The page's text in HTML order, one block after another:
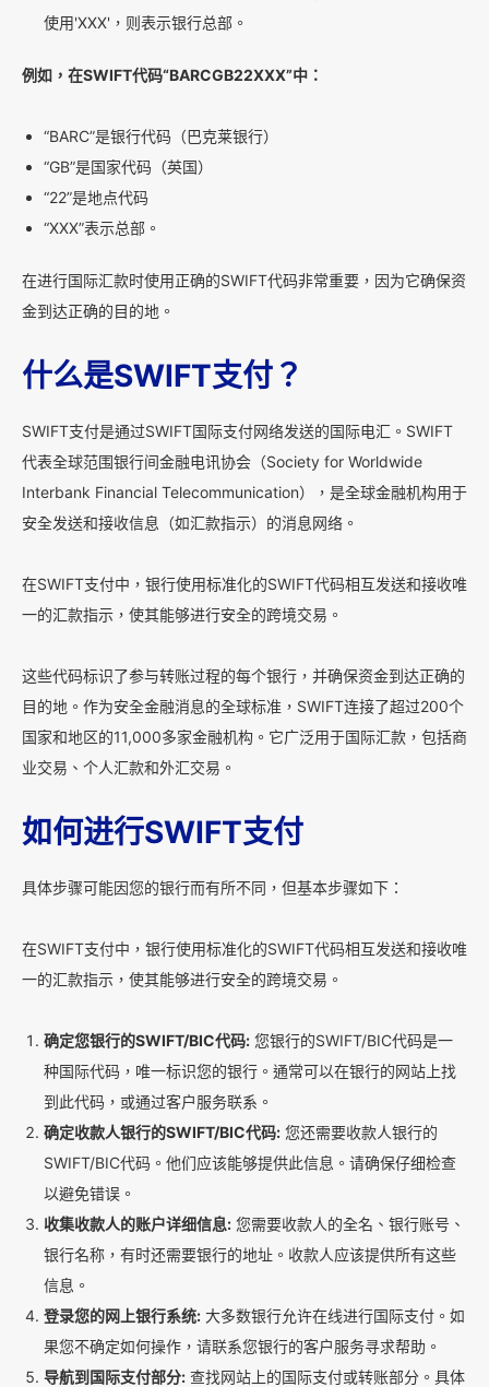
使用'XXX'，则表示银行总部。
例如，在SWIFT代码“BARCGB22XXX”中：
“BARC”是银行代码（巴克莱银行）
“GB”是国家代码（英国）
“22”是地点代码
“XXX”表示总部。
在进行国际汇款时使用正确的SWIFT代码非常重要，因为它确保资
金到达正确的目的地。
什么是SWIFT支付？
SWIFT支付是通过SWIFT国际支付网络发送的国际电汇。SWIFT
代表全球范围银行间金融电讯协会（Society for Worldwide
Interbank Financial Telecommunication），是全球金融机构用于
安全发送和接收信息（如汇款指示）的消息网络。
在SWIFT支付中，银行使用标准化的SWIFT代码相互发送和接收唯
一的汇款指示，使其能够进行安全的跨境交易。
这些代码标识了参与转账过程的每个银行，并确保资金到达正确的
目的地。作为安全金融消息的全球标准，SWIFT连接了超过200个
国家和地区的11,000多家金融机构。它广泛用于国际汇款，包括商
业交易、个人汇款和外汇交易。
如何进行SWIFT支付
具体步骤可能因您的银行而有所不同，但基本步骤如下：
在SWIFT支付中，银行使用标准化的SWIFT代码相互发送和接收唯
一的汇款指示，使其能够进行安全的跨境交易。
确定您银行的SWIFT/BIC代码: 您银行的SWIFT/BIC代码是一
种国际代码，唯一标识您的银行。通常可以在银行的网站上找
到此代码，或通过客户服务联系。
确定收款人银行的SWIFT/BIC代码: 您还需要收款人银行的
SWIFT/BIC代码。他们应该能够提供此信息。请确保仔细检查
以避免错误。
收集收款人的账户详细信息: 您需要收款人的全名、银行账号、
银行名称，有时还需要银行的地址。收款人应该提供所有这些
信息。
登录您的网上银行系统: 大多数银行允许在线进行国际支付。如
果您不确定如何操作，请联系您银行的客户服务寻求帮助。
导航到国际支付部分: 查找网站上的国际支付或转账部分。具体